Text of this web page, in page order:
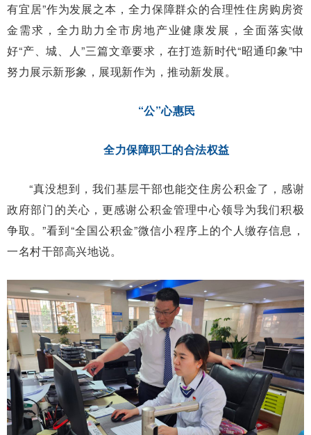
有宜居”作为发展之本，全力保障群众的合理性住房购房资
金需求，全力助力全市房地产业健康发展，全面落实做
好“产、城、人”三篇文章要求，在打造新时代“昭通印象”中
努力展示新形象，展现新作为，推动新发展。
“公”心惠民
全力保障职工的合法权益
“真没想到，我们基层干部也能交住房公积金了，感谢
政府部门的关心，更感谢公积金管理中心领导为我们积极
争取。”看到“全国公积金”微信小程序上的个人缴存信息，
一名村干部高兴地说。